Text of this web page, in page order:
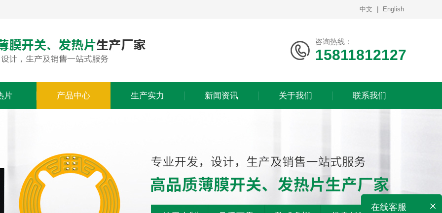
中文 English
咨询热线：
15811812127
片 产品中心 生产实力 新闻资讯 关于我们 联系我们
在线客服